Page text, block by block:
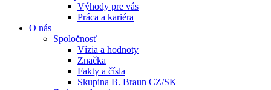
Výhody pre vás
Práca a kariéra
O nás
Spoločnosť
Vízia a hodnoty
Značka
Fakty a čísla
Skupina B. Braun CZ/SK